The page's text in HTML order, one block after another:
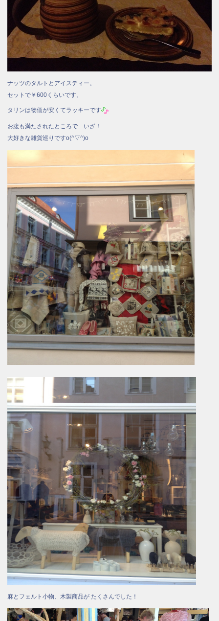
ナッツのタルトとアイスティー。
セットで￥600くらいです。
タリンは物価が安くてラッキーです
お腹も満たされたところで いざ！
大好きな雑貨巡りですo(^▽^)o
麻とフェルト小物、木製商品が たくさんでした！